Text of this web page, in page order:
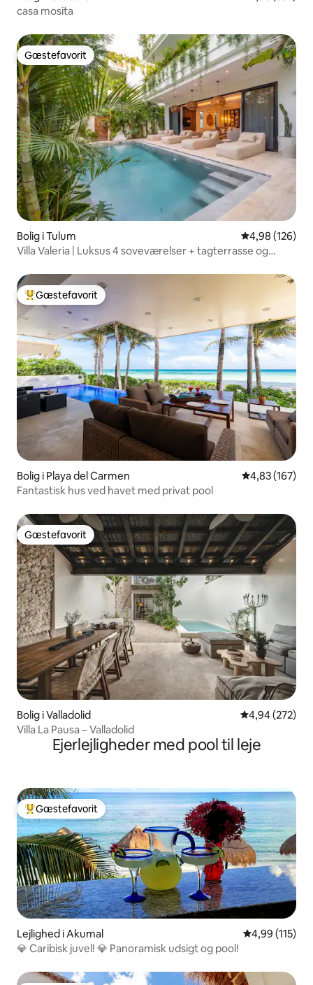
casa mosita
Gæstefavorit
Gæstefavorit
Bolig i Tulum 4,98 ud af 5 i
4,98 (126)
Villa Valeria | Luksus 4 soveværelser + tagterrasse og
Bedste gæstefavorit
Gæstefavorit
Bolig i Playa del Carmen 4,83 ud af 5 i
4,83 (167)
Fantastisk hus ved havet med privat pool
Gæstefavorit
Gæstefavorit
Bolig i Valladolid 4,94 ud af 5 i
4,94 (272)
Villa La Pausa – Valladolid
Ejerlejligheder med pool til leje
Bedste gæstefavorit
Gæstefavorit
Lejlighed i Akumal 4,99 ud af 5 i
4,99 (115)
💎 Caribisk juvel! 💎 Panoramisk udsigt og pool!